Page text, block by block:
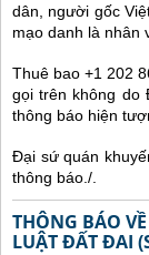
dân, người gốc
mạo danh là nhân
Thuê bao +1 202
gọi trên không do
thông báo hiện
Đại sứ quán
thông báo./.
THÔNG BÁO
LUẬT ĐẤT ĐAI